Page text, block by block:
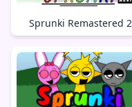
Sprunki Remastered 2